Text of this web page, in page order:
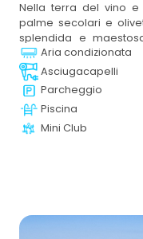
Nella terra del vino
palme secolari e
splendida e
domina l’intero
Basile è situato a
provincia di
celermente le
Occidentale.
Aria condizionata
Asciugacapelli
Parcheggio
Piscina
Mini Club